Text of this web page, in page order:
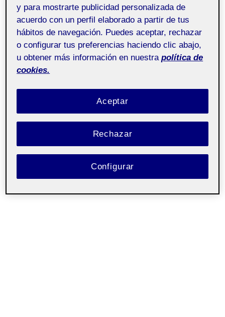
9 AGOSTO, 2020
Pública
y para mostrarte publicidad personalizada de
acuerdo con un perfil elaborado a partir de tus
hábitos de navegación. Puedes aceptar, rechazar
o configurar tus preferencias haciendo clic abajo,
u obtener más información en nuestra política de
cookies.
Rechazar
Aceptar
Configurar